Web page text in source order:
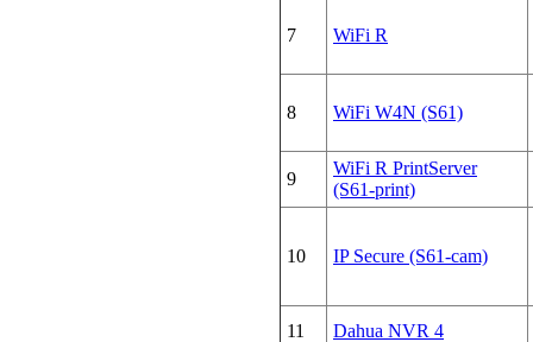
7 WiFi R
8 WiFi W4N (S61)
9
WiFi R PrintServer
(S61-print)
10 IP Secure (S61-cam)
11 Dahua NVR 4